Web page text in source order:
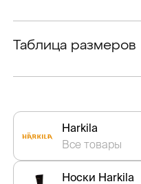
Таблица размеров
Harkila
Все товары
Носки Harkila